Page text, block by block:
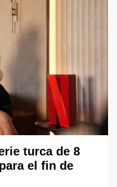
turca de 8
el fin de